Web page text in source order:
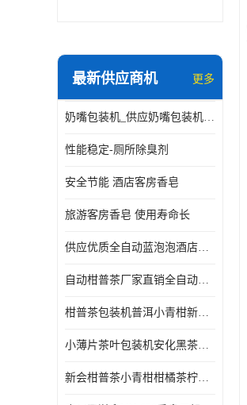
最新供应商机 更多
奶嘴包装机_供应奶嘴包装机_奶嘴包装机厂家
性能稳定-厕所除臭剂
安全节能 酒店客房香皂
旅游客房香皂 使用寿命长
供应优质全自动蓝泡泡酒店香皂出条机
自动柑普茶厂家直销全自动新会小青柑柑普茶包装机
柑普茶包装机普洱小青柑新会甘普茶柠檬茶小沱茶小茶饼茶包
小薄片茶叶包装机安化黑茶小茶饼云南普洱茶生茶自动包装机
新会柑普茶小青柑柑橘茶柠檬茶小金柑自动包装机